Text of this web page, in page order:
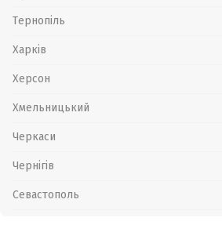
Тернопіль
Харків
Херсон
Хмельницький
Черкаси
Чернігів
Севастополь